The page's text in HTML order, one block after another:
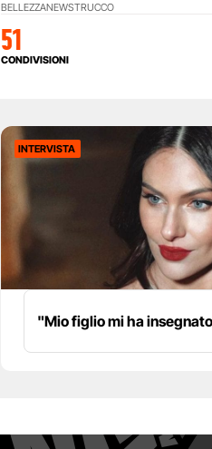
BELLEZZANEWSTRUCCO
51
CONDIVISIONI
INTERVISTA
"Mio figlio mi ha